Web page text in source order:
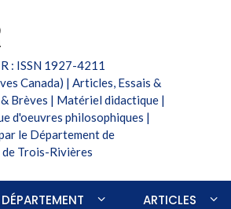
: ISSN 1927-4211
Canada) | Articles, Essais &
Brèves | Matériel didactique |
d'oeuvres philosophiques |
le Département de
de Trois-Rivières
DÉPARTEMENT ARTICLES